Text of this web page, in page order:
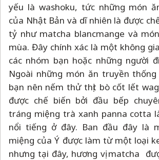
yếu là washoku, tức những món
của Nhật Bản và dĩ nhiên là được
tỷ như matcha blancmange và
mùa. Đây chính xác là một không
các nhóm bạn hoặc những người
Ngoài những món ăn truyền
bạn nên nếm thử thịt bò cốt lết
được chế biến bởi đầu bếp
tráng miệng trà xanh panna cotta
nổi tiếng ở đây. Ban đầu đây là
miệng của Ý được làm từ một loại
nhưng tại đây, hương vị matcha